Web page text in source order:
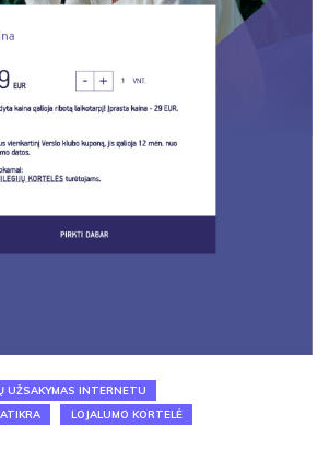
UŽSAKYMAS INTERNETU
LOJALUMO KORTELĖ